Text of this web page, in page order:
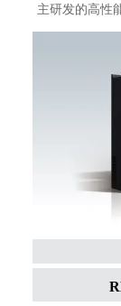
主研发的高性